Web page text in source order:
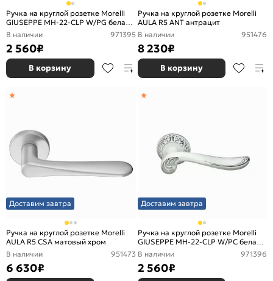
Ручка на круглой розетке Morelli
GIUSEPPE MH-22-CLP W/PG белая
эмаль/золото
В наличии 971395
2 560₽
В корзину
Ручка на круглой розетке Morelli
AULA R5 ANT антрацит
В наличии
951476
8 230₽
В корзину
Доставим завтра
Ручка на круглой розетке Morelli
AULA R5 CSA матовый хром
В наличии
951473
6 630₽
Доставим завтра
Ручка на круглой розетке Morelli
GIUSEPPE MH-22-CLP W/PC белая
эмаль/хром
В наличии 971396
2 560₽